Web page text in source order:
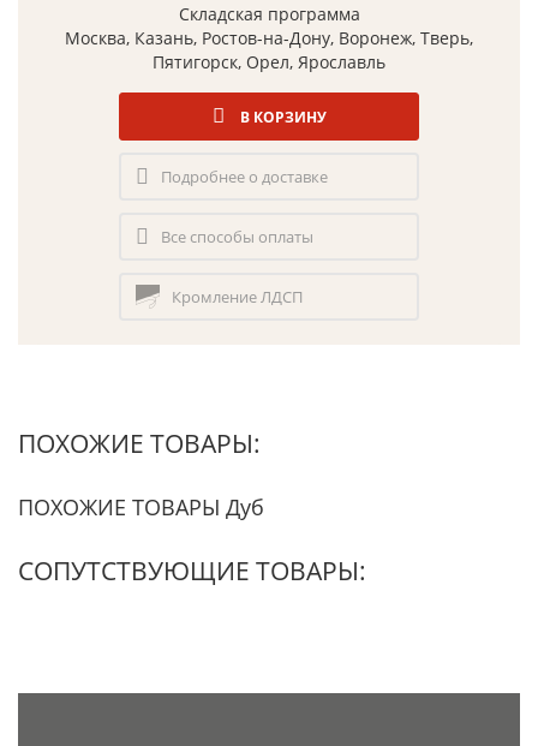
Складская программа
Москва, Казань, Ростов-на-Дону, Воронеж, Тверь,
Пятигорск, Орел, Ярославль
В КОРЗИНУ
Подробнее о доставке
Все способы оплаты
Кромление ЛДСП
ПОХОЖИЕ ТОВАРЫ:
ПОХОЖИЕ ТОВАРЫ Дуб
СОПУТСТВУЮЩИЕ ТОВАРЫ: